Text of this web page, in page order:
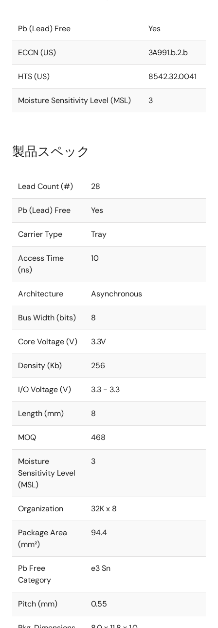
Pb (Lead) Free Yes
ECCN (US) 3A991.b.2.b
HTS (US) 8542.32.0041
Moisture Sensitivity Level (MSL) 3
製品スペック
Lead Count (#) 28
Pb (Lead) Free Yes
Carrier Type Tray
Access Time
(ns)
10
Architecture Asynchronous
Bus Width (bits) 8
Core Voltage (V) 3.3V
Density (Kb) 256
I/O Voltage (V) 3.3 - 3.3
Length (mm) 8
MOQ 468
Moisture
Sensitivity Level
(MSL)
3
Organization 32K x 8
Package Area
(mm²)
94.4
Pb Free
Category
e3 Sn
Pitch (mm) 0.55